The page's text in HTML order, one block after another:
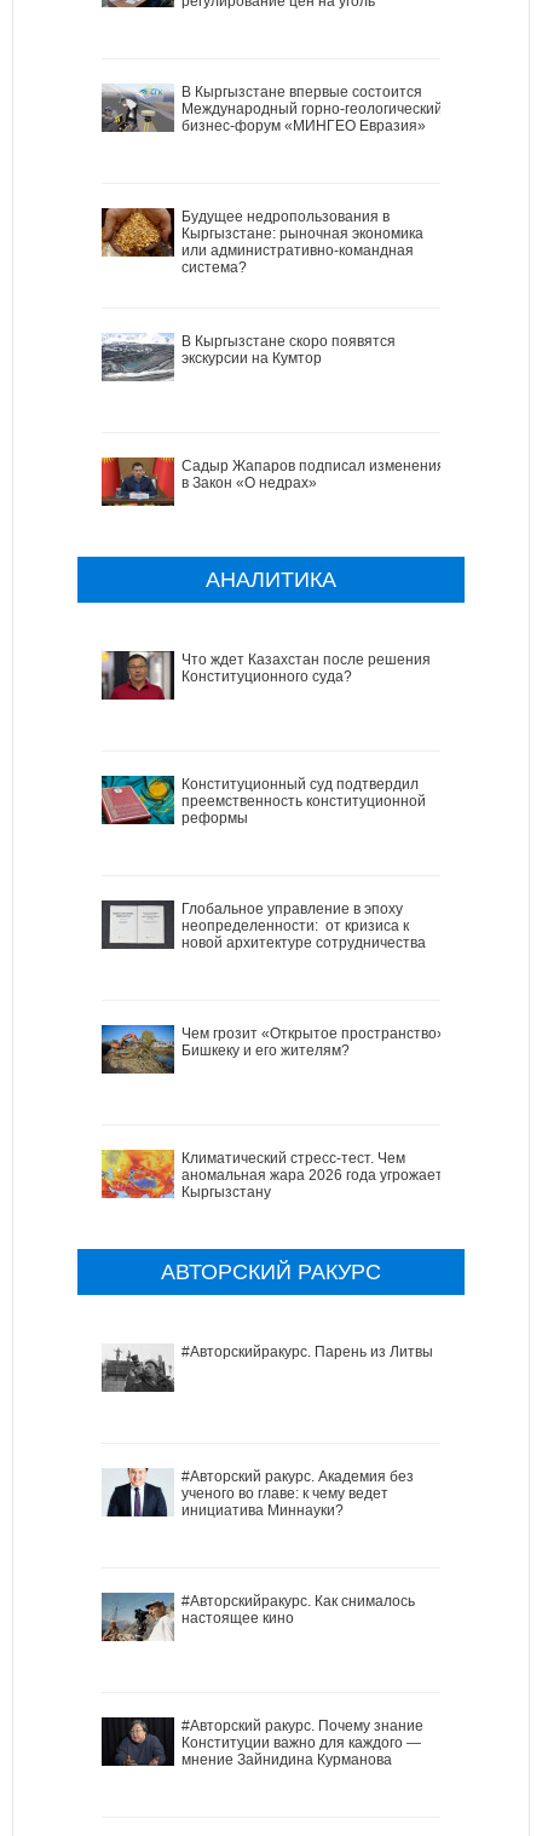
В Кыргызстане впервые состоится
Международный горно-геологический
бизнес-форум «МИНГЕО Евразия»
Будущее недропользования в
Кыргызстане: рыночная экономика
или административно-командная
система?
В Кыргызстане скоро появятся
экскурсии на Кумтор
Садыр Жапаров подписал изменения
в Закон «О недрах»
АНАЛИТИКА
Что ждет Казахстан после решения
Конституционного суда?
Конституционный суд подтвердил
преемственность конституционной
реформы
Глобальное управление в эпоху
неопределенности: от кризиса к
новой архитектуре сотрудничества
Чем грозит «Открытое пространство»
Бишкеку и его жителям?
Климатический стресс-тест. Чем
аномальная жара 2026 года угрожает
Кыргызстану
АВТОРСКИЙ РАКУРС
#Авторскийракурс. Парень из Литвы
#Авторский ракурс. Академия без
ученого во главе: к чему ведет
инициатива Миннауки?
#Авторскийракурс. Как снималось
настоящее кино
#Авторский ракурс. Почему знание
Конституции важно для каждого —
мнение Зайнидина Курманова